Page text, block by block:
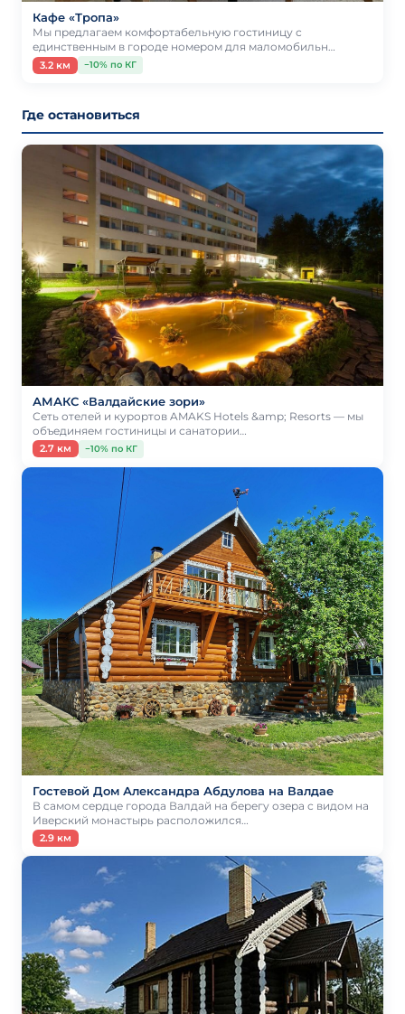
Кафе «Тропа»
Мы предлагаем комфортабельную гостиницу с
единственным в городе номером для маломобильн…
3.2 км −10% по КГ
Где остановиться
АМАКС «Валдайские зори»
Сеть отелей и курортов AMAKS Hotels &amp; Resorts — мы
объединяем гостиницы и санатории…
2.7 км −10% по КГ
Гостевой Дом Александра Абдулова на Валдае
В самом сердце города Валдай на берегу озера с видом на
Иверский монастырь расположился…
2.9 км